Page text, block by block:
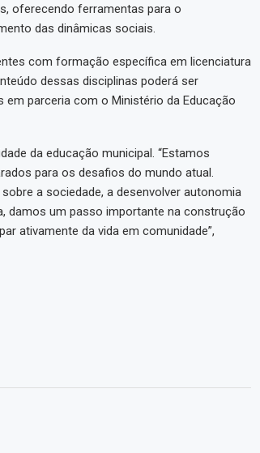
oferecendo ferramentas para o
das dinâmicas sociais.
com formação específica em licenciatura
dessas disciplinas poderá ser
parceria com o Ministério da Educação
da educação municipal. “Estamos
para os desafios do mundo atual.
a sociedade, a desenvolver autonomia
damos um passo importante na construção
ativamente da vida em comunidade”,